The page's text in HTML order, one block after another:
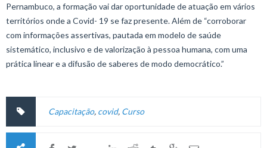
Pernambuco, a formação vai dar oportunidade de atuação em vários
territórios onde a Covid- 19 se faz presente. Além de “corroborar
com informações assertivas, pautada em modelo de saúde
sistemático, inclusivo e de valorização à pessoa humana, com uma
prática linear e a difusão de saberes de modo democrático.”
Capacitação, covid, Curso